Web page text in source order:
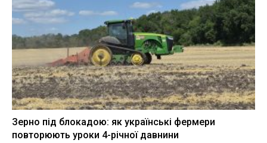
Зерно під блокадою: як українські фермери
повторюють уроки 4-річної давнини